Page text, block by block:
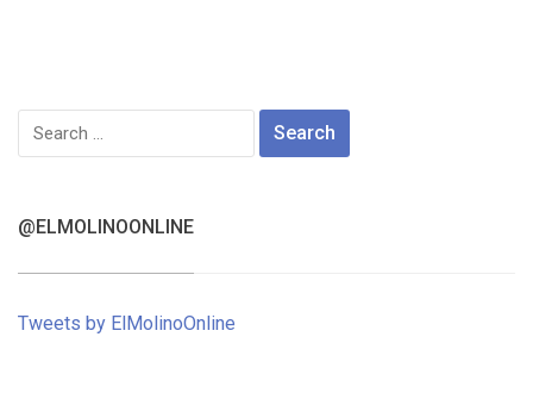
Search
for:
@ELMOLINOONLINE
Tweets by ElMolinoOnline